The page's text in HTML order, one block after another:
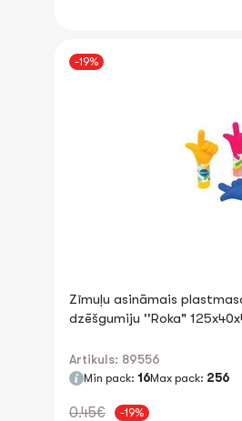
-19%
Zīmuļu asināmais
dzēšgumiju ''Roka"
Artikuls: 89556
Min pack: 16Max pack: 256
0.45€ -19%